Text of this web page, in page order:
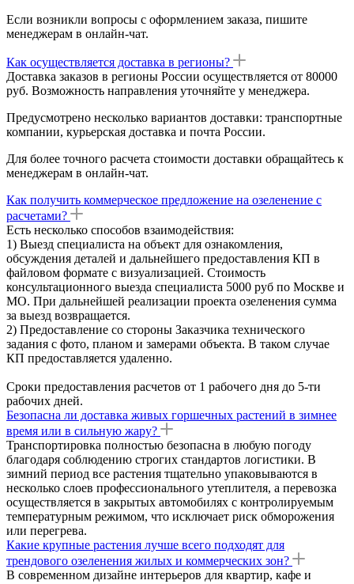
Если возникли вопросы с оформлением заказа, пишите
менеджерам в онлайн-чат.
Как осуществляется доставка в регионы?
Доставка заказов в регионы России осуществляется от 80000
руб. Возможность направления уточняйте у менеджера.
Предусмотрено несколько вариантов доставки: транспортные
компании, курьерская доставка и почта России.
Для более точного расчета стоимости доставки обращайтесь к
менеджерам в онлайн-чат.
Как получить коммерческое предложение на озеленение с
расчетами?
Есть несколько способов взаимодействия:
1) Выезд специалиста на объект для ознакомления,
обсуждения деталей и дальнейшего предоставления КП в
файловом формате с визуализацией. Стоимость
консультационного выезда специалиста 5000 руб по Москве и
МО. При дальнейшей реализации проекта озеленения сумма
за выезд возвращается.
2) Предоставление со стороны Заказчика технического
задания с фото, планом и замерами объекта. В таком случае
КП предоставляется удаленно.
Сроки предоставления расчетов от 1 рабочего дня до 5-ти
рабочих дней.
Безопасна ли доставка живых горшечных растений в зимнее
время или в сильную жару?
Транспортировка полностью безопасна в любую погоду
благодаря соблюдению строгих стандартов логистики. В
зимний период все растения тщательно упаковываются в
несколько слоев профессионального утеплителя, а перевозка
осуществляется в закрытых автомобилях с контролируемым
температурным режимом, что исключает риск обморожения
или перегрева.
Какие крупные растения лучше всего подходят для
трендового озеленения жилых и коммерческих зон?
В современном дизайне интерьеров для квартир, кафе и